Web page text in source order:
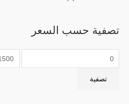
تصفية حسب السعر
تصفية